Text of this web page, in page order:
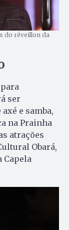
do réveillon da
ser
e samba,
na Prainha
atrações
Obará,
Capela